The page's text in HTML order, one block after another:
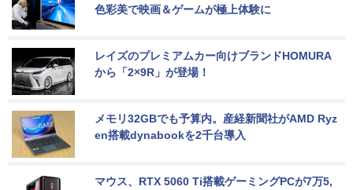
色彩美で映画＆ゲームが極上体験に
レイズのプレミアムカー向けブランドHOMURA
から「2×9R」が登場！
メモリ32GBでも予算内。産経新聞社がAMD Ryz
en搭載dynabookを2千台導入
マウス、RTX 5060 Ti搭載ゲーミングPCが7万5,